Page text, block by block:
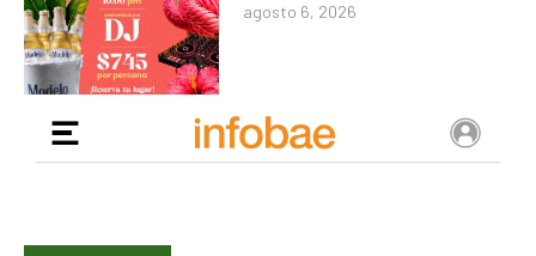
agosto 6, 2026